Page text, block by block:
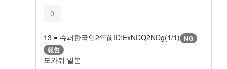
0
13 슈퍼한국인2年前ID:ExNDQ2NDg(1/1) NG
報告
도와줘 일본